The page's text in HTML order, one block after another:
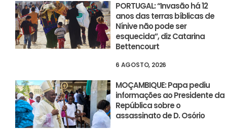
PORTUGAL: “Invasão há 12
anos das terras bíblicas de
Nínive não pode ser
esquecida”, diz Catarina
Bettencourt
6 AGOSTO, 2026
MOÇAMBIQUE: Papa pediu
informações ao Presidente da
República sobre o
assassinato de D. Osório